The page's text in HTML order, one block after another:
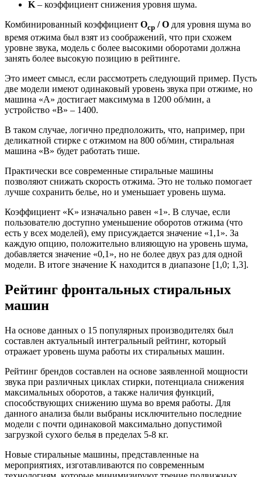
K – коэффициент снижения уровня шума.
Комбинированный коэффициент Oср / O для уровня шума во
время отжима был взят из соображений, что при схожем
уровне звука, модель с более высокими оборотами должна
занять более высокую позицию в рейтинге.
Это имеет смысл, если рассмотреть следующий пример. Пусть
две модели имеют одинаковый уровень звука при отжиме, но
машина «A» достигает максимума в 1200 об/мин, а
устройство «B» – 1400.
В таком случае, логично предположить, что, например, при
деликатной стирке с отжимом на 800 об/мин, стиральная
машина «B» будет работать тише.
Практически все современные стиральные машины
позволяют снижать скорость отжима. Это не только помогает
лучше сохранить белье, но и уменьшает уровень шума.
Коэффициент «K» изначально равен «1». В случае, если
пользователю доступно уменьшение оборотов отжима (что
есть у всех моделей), ему присуждается значение «1,1». За
каждую опцию, положительно влияющую на уровень шума,
добавляется значение «0,1», но не более двух раз для одной
модели. В итоге значение K находится в диапазоне [1,0; 1,3].
Рейтинг фронтальных стиральных
машин
На основе данных о 15 популярных производителях был
составлен актуальный интегральный рейтинг, который
отражает уровень шума работы их стиральных машин.
Рейтинг брендов составлен на основе заявленной мощности
звука при различных циклах стирки, потенциала снижения
максимальных оборотов, а также наличия функций,
способствующих снижению шума во время работы. Для
данного анализа были выбраны исключительно последние
модели с почти одинаковой максимально допустимой
загрузкой сухого белья в пределах 5-8 кг.
Новые стиральные машины, представленные на
мероприятиях, изготавливаются по современным